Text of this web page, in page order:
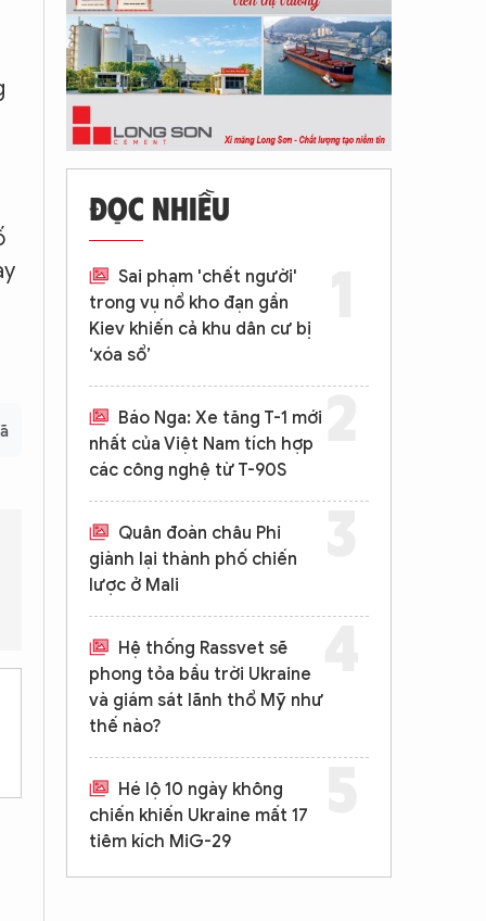
hạn nhiệm kỳ của thượng nghị sĩ Philippines là bao lâu?
ĐỌC NHIỀU
Sai phạm 'chết người'
trong vụ nổ kho đạn gần
Kiev khiến cả khu dân cư bị
‘xóa sổ’
Báo Nga: Xe tăng T-1 mới
nhất của Việt Nam tích hợp
các công nghệ từ T-90S
Quân đoàn châu Phi
giành lại thành phố chiến
lược ở Mali
Hệ thống Rassvet sẽ
phong tỏa bầu trời Ukraine
và giám sát lãnh thổ Mỹ như
thế nào?
Hé lộ 10 ngày không
chiến khiến Ukraine mất 17
tiêm kích MiG-29